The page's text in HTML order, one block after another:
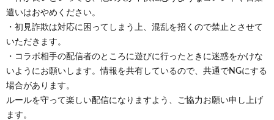
遣いはおやめください。
・初見詐欺は対応に困ってしまう上、混乱を招くので禁止とさせて
いただきます。
・コラボ相手の配信者のところに遊びに行ったときに迷惑をかけな
いようにお願いします。情報を共有しているので、共通でNGにする
場合があります。
ルールを守って楽しい配信になりますよう、ご協力お願い申し上げ
ます。